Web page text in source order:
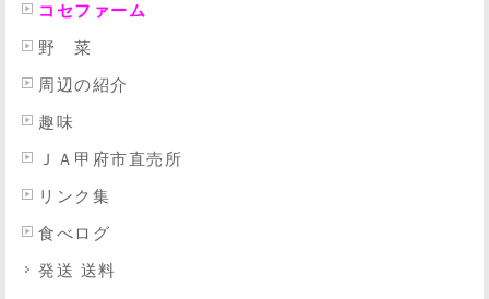
コセファーム
野 菜
周辺の紹介
趣味
ＪＡ甲府市直売所
リンク集
食べログ
発送 送料